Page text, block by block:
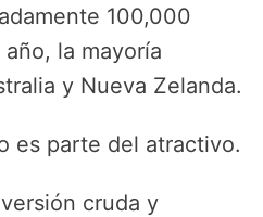
100,000
la mayoría
y Nueva Zelanda.
es parte del atractivo.
cruda y